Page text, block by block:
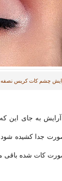
چشم کات کریس نصفه
به جای این
جدا کشیده شود
کات شده باقی